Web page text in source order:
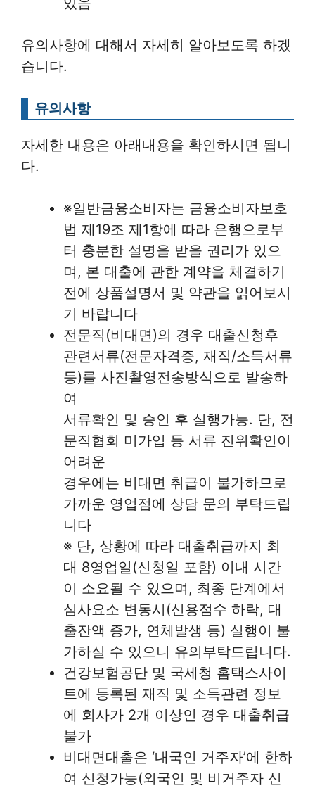
유의사항에 대해서 자세히 알아보도록 하겠
습니다.
유의사항
자세한 내용은 아래내용을 확인하시면 됩니
다.
※일반금융소비자는 금융소비자보호
법 제19조 제1항에 따라 은행으로부
터 충분한 설명을 받을 권리가 있으
며, 본 대출에 관한 계약을 체결하기
전에 상품설명서 및 약관을 읽어보시
기 바랍니다
전문직(비대면)의 경우 대출신청후
관련서류(전문자격증, 재직/소득서류
등)를 사진촬영전송방식으로 발송하
여
서류확인 및 승인 후 실행가능. 단, 전
문직협회 미가입 등 서류 진위확인이
어려운
경우에는 비대면 취급이 불가하므로
가까운 영업점에 상담 문의 부탁드립
니다
※ 단, 상황에 따라 대출취급까지 최
대 8영업일(신청일 포함) 이내 시간
이 소요될 수 있으며, 최종 단계에서
심사요소 변동시(신용점수 하락, 대
출잔액 증가, 연체발생 등) 실행이 불
가하실 수 있으니 유의부탁드립니다.
건강보험공단 및 국세청 홈택스사이
트에 등록된 재직 및 소득관련 정보
에 회사가 2개 이상인 경우 대출취급
불가
비대면대출은 ‘내국인 거주자’에 한하
여 신청가능(외국인 및 비거주자 신